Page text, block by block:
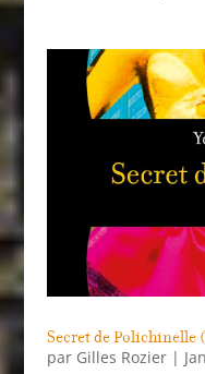
Secret de Polichinelle
par Gilles Rozier|